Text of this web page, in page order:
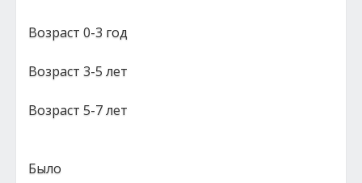
Возраст 0-3 год
Возраст 3-5 лет
Возраст 5-7 лет
Было